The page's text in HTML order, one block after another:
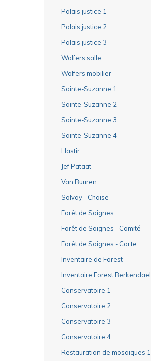
Palais justice 1
Palais justice 2
Palais justice 3
Wolfers salle
Wolfers mobilier
Sainte-Suzanne 1
Sainte-Suzanne 2
Sainte-Suzanne 3
Sainte-Suzanne 4
Hastir
Jef Pataat
Van Buuren
Solvay - Chaise
Forêt de Soignes
Forêt de Soignes - Comité
Forêt de Soignes - Carte
Inventaire de Forest
Inventaire Forest Berkendael
Conservatoire 1
Conservatoire 2
Conservatoire 3
Conservatoire 4
Restauration de mosaïques 1